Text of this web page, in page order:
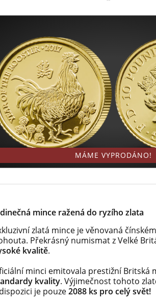
MÁME VYPRODÁNO!
mince ražená do ryzího zlata
zlatá mince je věnovaná
Překrásný numismat z Velké
kvalitě.
minci emitovala prestižní Britská
kvality. Výjimečnost tohoto
je pouze2088 ks pro celý svět!